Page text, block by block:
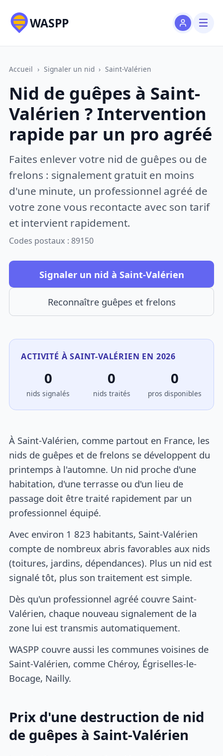
WASPP
Accueil › Signaler un nid › Saint-Valérien
Nid de guêpes à Saint-
Valérien ? Intervention
rapide par un pro agréé
Faites enlever votre nid de guêpes ou de
frelons : signalement gratuit en moins
d'une minute, un professionnel agréé de
votre zone vous recontacte avec son tarif
et intervient rapidement.
Codes postaux : 89150
Signaler un nid à Saint-Valérien
Reconnaître guêpes et frelons
ACTIVITÉ À SAINT-VALÉRIEN EN 2026
0
nids signalés
0
nids traités
0
pros disponibles
À Saint-Valérien, comme partout en France, les
nids de guêpes et de frelons se développent du
printemps à l'automne. Un nid proche d'une
habitation, d'une terrasse ou d'un lieu de
passage doit être traité rapidement par un
professionnel équipé.
Avec environ 1 823 habitants, Saint-Valérien
compte de nombreux abris favorables aux nids
(toitures, jardins, dépendances). Plus un nid est
signalé tôt, plus son traitement est simple.
Dès qu'un professionnel agréé couvre Saint-
Valérien, chaque nouveau signalement de la
zone lui est transmis automatiquement.
WASPP couvre aussi les communes voisines de
Saint-Valérien, comme Chéroy, Égriselles-le-
Bocage, Nailly.
Prix d'une destruction de nid
de guêpes à Saint-Valérien